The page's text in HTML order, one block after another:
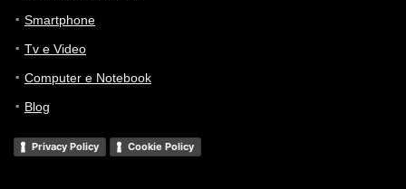
Smartphone
Tv e Video
Computer e Notebook
Blog
Privacy Policy Cookie Policy